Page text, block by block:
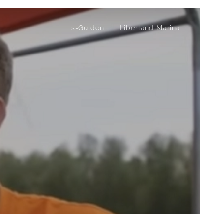
s-Gulden Liberland Marina